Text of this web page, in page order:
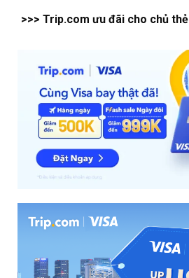
>>> Trip.com ưu đãi cho chủ thẻ